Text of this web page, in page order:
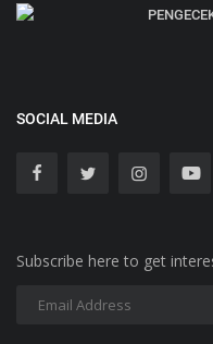
SOCIAL MEDIA
Subscribe here to get